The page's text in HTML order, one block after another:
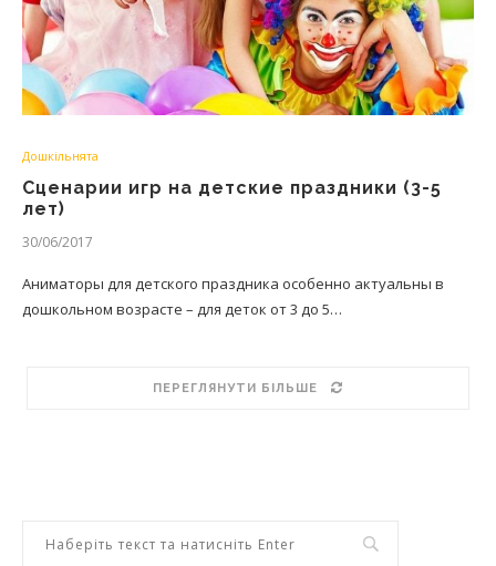
Дошкільнята
Сценарии игр на детские праздники (3-5
лет)
30/06/2017
Аниматоры для детского праздника особенно актуальны в
дошкольном возрасте – для деток от 3 до 5…
ПЕРЕГЛЯНУТИ БІЛЬШЕ